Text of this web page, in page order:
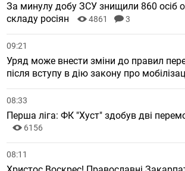
За минулу добу ЗСУ знищили 860 осіб
складу росіян
4861 3
09:21
Уряд може внести зміни до правил
після вступу в дію закону про
08:33
Перша ліга: ФК "Хуст" здобув дві
6156
08:11